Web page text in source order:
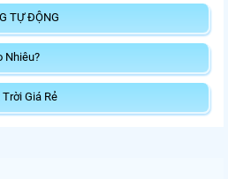
TỰ ĐỘNG
Nhiêu?
Giá Rẻ